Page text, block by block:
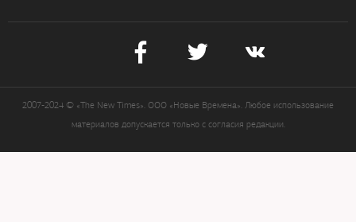
2007-2024 © «The New Times». ООО «Новые Времена». Любое использование
материалов допускается только с согласия редакции.